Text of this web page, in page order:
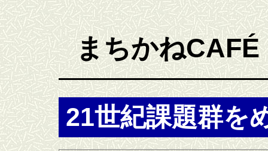
まちかねCAFÉ
21世紀課題群を